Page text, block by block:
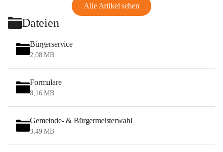
Alle Artikel sehen
Dateien
Bürgerservice
2,08 MB
Formulare
8,16 MB
Gemeinde- & Bürgermeisterwahl
3,49 MB